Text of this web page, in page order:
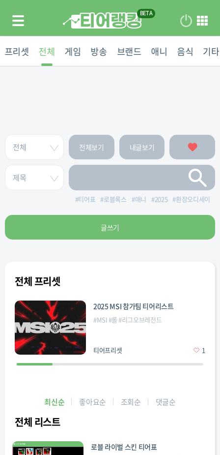
프리셋 전체 게임 방송 브랜드 애니 음식 기타
전체보기 내글보기
#티어표 #로블록스 #애니 #2025 #환장오디세이
글쓰기
전체 프리셋
2025 MSI 참가팀 티어리스트
#MSI#롤#리그오브레전드
티어프리셋 1
최신순 좋아요순 조회순 댓글순
전체 리스트
로블 라이벌 스킨 티어표